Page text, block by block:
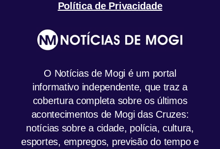
Política de Privacidade
O Notícias de Mogi é um portal
informativo independente, que traz a
cobertura completa sobre os últimos
acontecimentos de Mogi das Cruzes:
notícias sobre a cidade, polícia, cultura,
esportes, empregos, previsão do tempo e